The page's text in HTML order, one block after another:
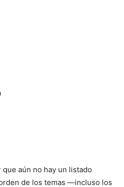
aún no hay un listado
de los temas —incluso los